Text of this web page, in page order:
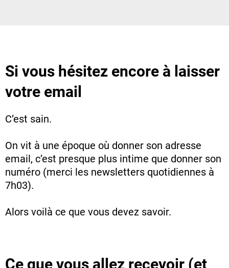
Si vous hésitez encore à laisser
votre email
C’est sain.
On vit à une époque où donner son adresse
email, c’est presque plus intime que donner son
numéro (merci les newsletters quotidiennes à
7h03).
Alors voilà ce que vous devez savoir.
Ce que vous allez recevoir (et